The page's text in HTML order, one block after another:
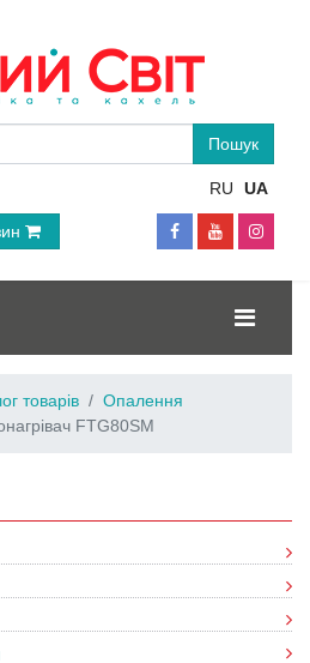
RU UA
товарів
Опалення
FTG80SM